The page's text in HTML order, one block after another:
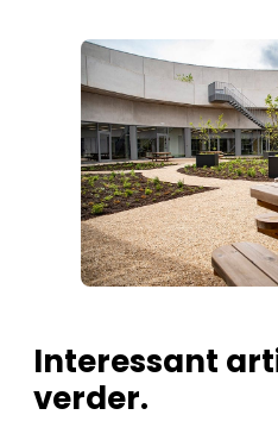
Interessant
verder.